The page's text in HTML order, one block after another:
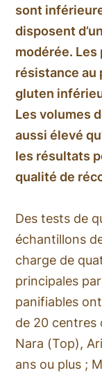
sont
disposent
modérée.
résistance au
gluten
Les volumes
aussi élevé
les résultats
qualité de
Des tests de
échantillons
charge de
principales
panifiables
de 20 centres
Nara (Top),
ans ou plus ;